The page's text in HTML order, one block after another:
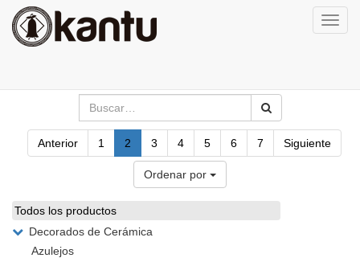
Anterior 1 2 3 4 5 6 7 Siguiente
Ordenar por
Todos los productos
Decorados de Cerámica
Azulejos